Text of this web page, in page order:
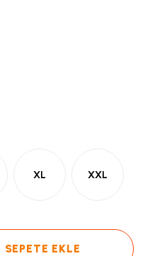
XL XXL
SEPETE EKLE